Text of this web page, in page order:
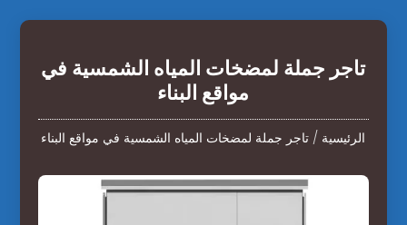
تاجر جملة لمضخات المياه الشمسية في
مواقع البناء
الرئيسية / تاجر جملة لمضخات المياه الشمسية في مواقع البناء